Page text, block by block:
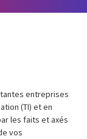
entreprises
(TI) et en
les faits et axés
vos